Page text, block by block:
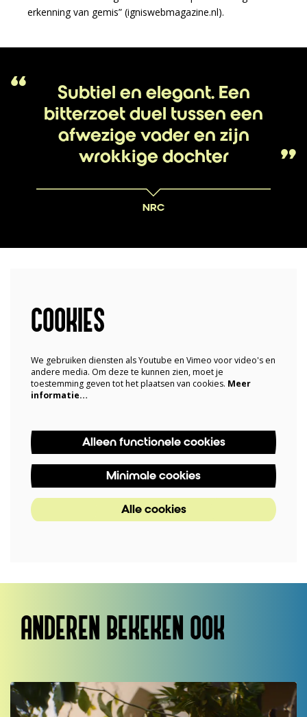
erkenning van gemis” (igniswebmagazine.nl).
Subtiel en elegant. Een
bitterzoet duel tussen een
afwezige vader en zijn
wrokkige dochter
NRC
COOKIES
We gebruiken diensten als Youtube en Vimeo voor video's en
andere media. Om deze te kunnen zien, moet je
toestemming geven tot het plaatsen van cookies. Meer
informatie…
Alleen functionele cookies
Minimale cookies
Alle cookies
ANDEREN BEKEKEN OOK